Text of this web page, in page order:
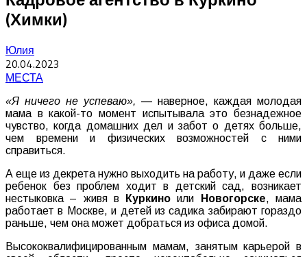
(Химки)
Юлия
20.04.2023
МЕСТА
«Я ничего не успеваю», — наверное, каждая молодая
мама в какой-то момент испытывала это безнадежное
чувство, когда домашних дел и забот о детях больше,
чем времени и физических возможностей с ними
справиться.
А еще из декрета нужно выходить на работу, и даже если
ребенок без проблем ходит в детский сад, возникает
нестыковка – живя в
Куркино или Новогорске, мама
работает в Москве, и детей из садика забирают гораздо
раньше, чем она может добраться из офиса домой.
Высококвалифицированным мамам, занятым карьерой в